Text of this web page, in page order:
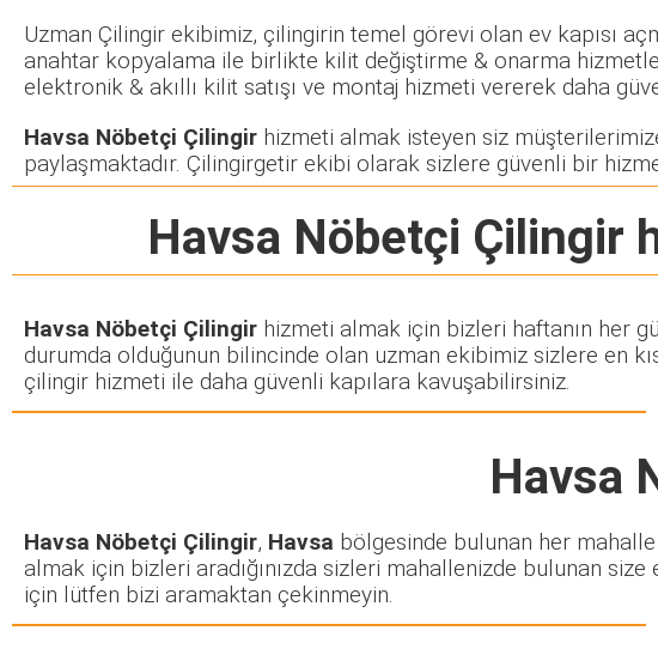
Uzman Çilingir ekibimiz, çilingirin temel görevi olan ev kapısı
anahtar kopyalama ile birlikte kilit değiştirme & onarma
elektronik & akıllı kilit satışı ve montaj hizmeti vererek daha
Havsa Nöbetçi Çilingir hizmeti almak isteyen siz
paylaşmaktadır. Çilingirgetir ekibi olarak sizlere güvenli bir
Havsa Nöbetçi Çilingir
Havsa Nöbetçi Çilingir hizmeti almak için bizleri haftanın her
durumda olduğunun bilincinde olan uzman ekibimiz sizlere en
çilingir hizmeti ile daha güvenli kapılara kavuşabilirsiniz.
Havsa
Havsa Nöbetçi Çilingir, Havsa bölgesinde bulunan her
almak için bizleri aradığınızda sizleri mahallenizde bulunan size
için lütfen bizi aramaktan çekinmeyin.